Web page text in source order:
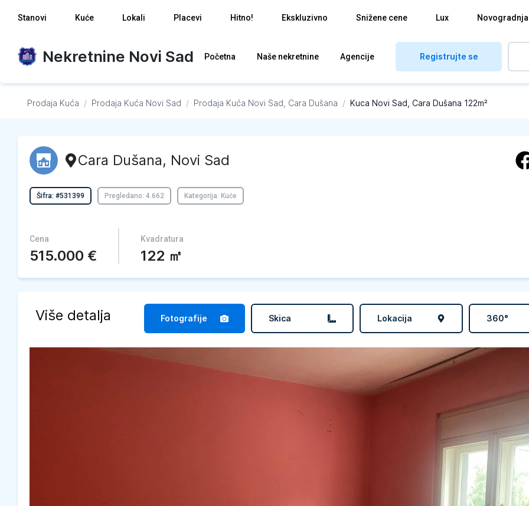
Stanovi Kuće Lokali Placevi Hitno! Ekskluzivno Snižene cene Lux Novogradnja
Nekretnine Novi Sad Početna Naše nekretnine Agencije Registrujte se
Prodaja Kuća / Prodaja Kuća Novi Sad / Prodaja Kuća Novi Sad, Cara Dušana / Kuca Novi Sad, Cara Dušana 122m²
Cara Dušana, Novi Sad
Šifra: #531399 Pregledano: 4.662 Kategorija: Kuće
Cena
515.000 €
Kvadratura
122 ㎡
Više detalja Fotografije Skica Lokacija 360°